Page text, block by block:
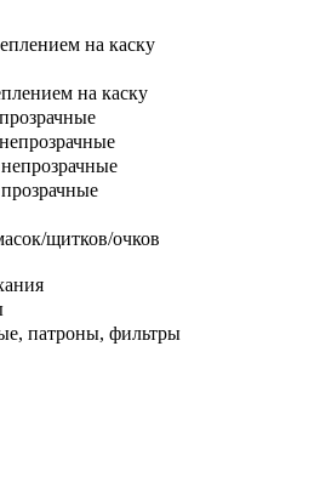
на каску
на каску
щитков/очков
патроны, фильтры